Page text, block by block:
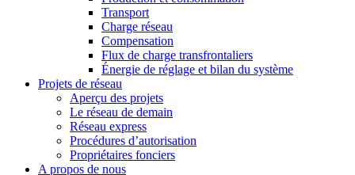
Transport
Charge réseau
Compensation
Flux de charge transfrontaliers
Énergie de réglage et bilan du système
Projets de réseau
Aperçu des projets
Le réseau de demain
Réseau express
Procédures d’autorisation
Propriétaires fonciers
A propos de nous